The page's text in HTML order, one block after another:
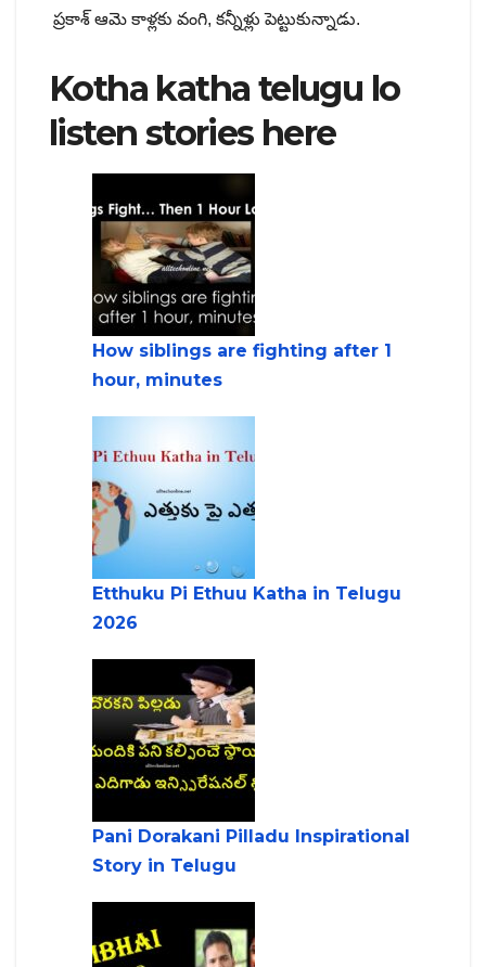
ప్రకాశ్ ఆమె కాళ్లకు వంగి, కన్నీళ్లు పెట్టుకున్నాడు.
Kotha katha telugu lo
listen stories here
How siblings are fighting after 1
hour, minutes
Etthuku Pi Ethuu Katha in Telugu
2026
Pani Dorakani Pilladu Inspirational
Story in Telugu